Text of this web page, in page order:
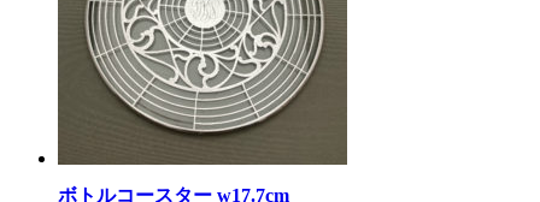
ボトルコースター w17.7cm